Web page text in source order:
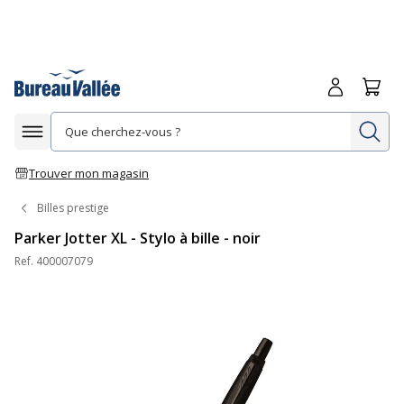
Afficher la navigation
Trouver mon magasin
Me
Billes prestige
Parker Jotter XL - Stylo à bille - noir
Ref. 400007079